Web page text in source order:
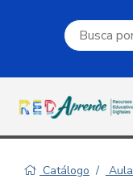
Campo de
Catálogo